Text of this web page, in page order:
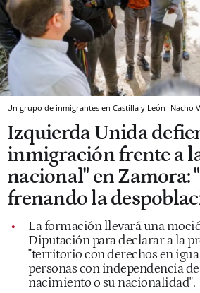
Un grupo de inmigrantes en Castilla y León Nacho
Izquierda Unida
inmigración frente a
nacional" en Zamora:
frenando la
La formación llevará una
Diputación para declarar a la
"territorio con derechos en
personas con independencia
nacimiento o su nacionalidad".